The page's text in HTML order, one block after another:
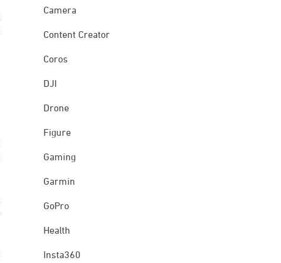
Camera
Content Creator
Coros
DJI
Drone
Figure
Gaming
Garmin
GoPro
Health
Insta360